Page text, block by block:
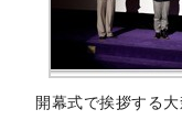
開幕式で挨拶する